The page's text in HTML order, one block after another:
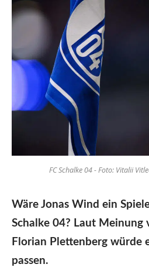
FC Schalke 04 - Foto: Vitalii
Wäre Jonas Wind ein
Schalke 04? Laut Meinung
Florian Plettenberg würde
passen.